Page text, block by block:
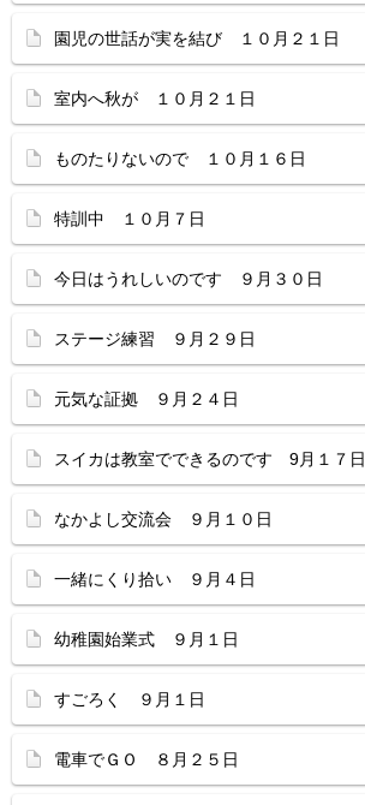
園児の世話が実を結び １０月２１日
室内へ秋が １０月２１日
ものたりないので １０月１６日
特訓中 １０月７日
今日はうれしいのです ９月３０日
ステージ練習 ９月２９日
元気な証拠 ９月２４日
スイカは教室でできるのです 9月１７日
なかよし交流会 ９月１０日
一緒にくり拾い ９月４日
幼稚園始業式 ９月１日
すごろく ９月１日
電車でＧＯ ８月２５日